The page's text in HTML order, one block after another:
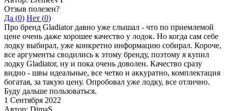
Отзыв полезен?
Да (0) Нет (0)
Про бренд Gladiator давно уже слышал - что по приемлемой
цене очень даже хорошее качество у лодок. Но когда сам себе
лодку выбирал, уже конкретно информацию собирал. Короче,
все аргументы сводились к этому бренду, поэтому я купил
лодку Gladiator, ну и пока очень доволен. Качество сразу
видно - швы идеальные, все четко и аккуратно, комплектация
богатая, за такую цену. Опробовал уже лодку, все отлично.
Буду дальше пользоваться.
1 Сентября 2022
Автор: DimaS